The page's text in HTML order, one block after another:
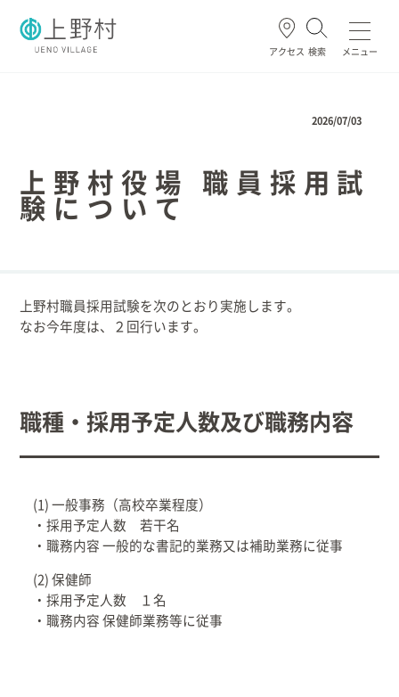
アクセス 検索 メニュー
ごみ・資源 住民票・戸籍
暮らし/手続き
出産/子育て
防災情報
村役場窓口案内
2026/07/03
上野村役場 職員採用試
験について
上野村職員採用試験を次のとおり実施します。
なお今年度は、２回行います。
職種・採用予定人数及び職務内容
(1) 一般事務（高校卒業程度）
・採用予定人数 若干名
・職務内容 一般的な書記的業務又は補助業務に従事
(2) 保健師
・採用予定人数 １名
・職務内容 保健師業務等に従事